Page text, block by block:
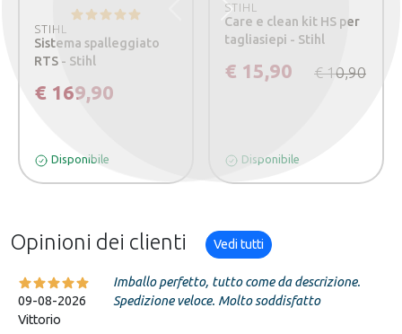
STIHL
Sistema spalleggiato
RTS - Stihl
€ 169,90
Disponibile
STIHL
Care e clean kit HS per
tagliasiepi - Stihl
€ 15,90 € 10,90
Disponibile
PrecedenteSuccessivo
Opinioni dei clienti Vedi tutti
09-08-2026
Vittorio
Imballo perfetto, tutto come da descrizione.
Spedizione veloce. Molto soddisfatto